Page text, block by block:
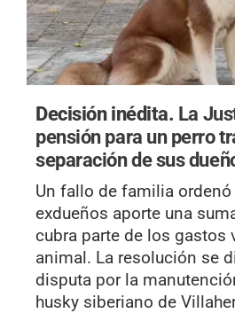
Decisión inédita. La
pensión para un perro
separación de sus
Un fallo de familia
exdueños aporte una
cubra parte de los gastos
animal. La resolución se
disputa por la
husky siberiano de